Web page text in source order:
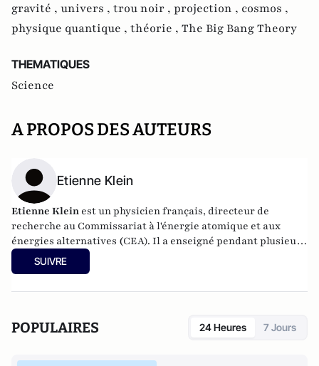
gravité , univers , trou noir , projection , cosmos ,
physique quantique , théorie , The Big Bang Theory
THEMATIQUES
Science
A PROPOS DES AUTEURS
Etienne Klein
Etienne Klein est un physicien français, directeur de
recherche au Commissariat à l'énergie atomique et aux
énergies alternatives (CEA). Il a enseigné pendant plusieurs
années la physique quantique et la physique des particules
à l’École centrale Paris, et est actuellement professeur de
Majorana, le physicien absolu
, élu meilleur livre 2013 dans la
SUIVRE
POPULAIRES 24 Heures 7 Jours